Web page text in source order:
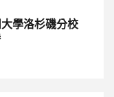
學洛杉磯分校